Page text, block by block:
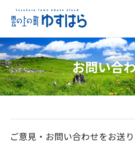
お問い合
ご意見・お問い合わせをお送り